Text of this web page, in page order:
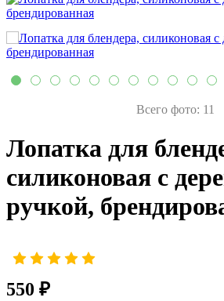
Всего фото: 11
Лопатка для
силиконовая с
ручкой,
550 ₽